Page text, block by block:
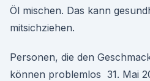
Öl mischen. Das kann
mitsichziehen.
Personen, die den
können problemlos 31. Mai